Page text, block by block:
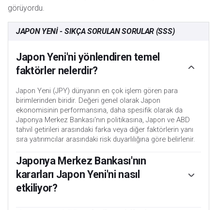
görüyordu.
JAPON YENI - SIKÇA SORULAN SORULAR (SSS)
Japon Yeni'ni yönlendiren temel
faktörler nelerdir?
Japon Yeni (JPY) dünyanın en çok işlem gören para
birimlerinden biridir. Değeri genel olarak Japon
ekonomisinin performansına, daha spesifik olarak da
Japonya Merkez Bankası'nın politikasına, Japon ve ABD
tahvil getirileri arasındaki farka veya diğer faktörlerin yanı
sıra yatırımcılar arasındaki risk duyarlılığına göre belirlenir.
Japonya Merkez Bankası'nın
kararları Japon Yeni'ni nasıl
etkiliyor?